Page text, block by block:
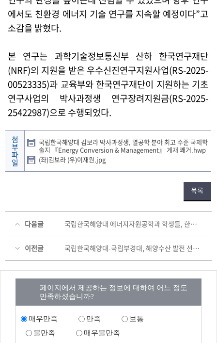
에서도 친환경 에너지 기술 연구를 지속할 예정이다”고
소감을 밝혔다.
본 연구는 과학기술정보통신부 산하 한국연구재단
(NRF)의 지원을 받은 우수신진연구지원사업(RS-2025-
00523335)과 교육부와 한국연구재단이 지원하는 기초
연구사업의 박사과정생 연구장려지원금(RS-2025-
25422987)으로 수행되었다.
첨
부
파
일
국립한국해양대 김보라 박사과정생, 열공학 분야 최고 수준 국제학
술지 『Energy Conversion & Management』 게재 쾌거.hwp
(좌)김보라 (우)이재원.jpg
목록
다음글 국립한국해양대 에너지자원공학과 학생들, 한국암반공학회 봄학술발표회서 우수 성과
이전글 국립한국해양대-국립부경대, 해양수산 발전 선도 위한 상호협약 체결
페이지에서 제공하는 정보에 대하여 어느 정도
만족하셨습니까?
매우만족 만족
보통
불만족
매우불만족